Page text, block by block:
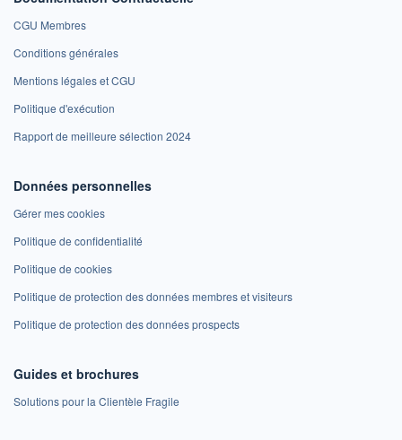
CGU Membres
Conditions générales
Mentions légales et CGU
Politique d'exécution
Rapport de meilleure sélection 2024
Données personnelles
Gérer mes cookies
Politique de confidentialité
Politique de cookies
Politique de protection des données membres et visiteurs
Politique de protection des données prospects
Guides et brochures
Solutions pour la Clientèle Fragile